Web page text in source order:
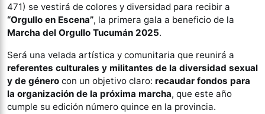
471) se vestirá de colores y diversidad para recibir a
“Orgullo en Escena”, la primera gala a beneficio de la
Marcha del Orgullo Tucumán 2025.
Será una velada artística y comunitaria que reunirá a
referentes culturales y militantes de la diversidad sexual
y de género con un objetivo claro: recaudar fondos para
la organización de la próxima marcha, que este año
cumple su edición número quince en la provincia.